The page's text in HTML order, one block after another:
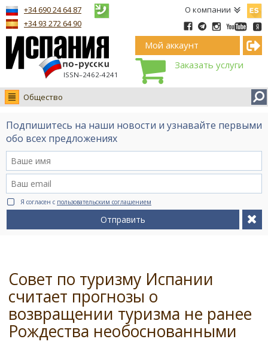
О компании
ISSN–2462-4241
+34 690 24 64 87
+34 93 272 64 90
Мой аккаунт
Заказать услуги
Общество
Новости
Интервью
Видео Ruso.TV
BCN life
Сервис на немецком
Подпишитесь на наши новости и узнавайте первыми
обо всех предложениях
Я согласен с пользовательским соглашением
Отправить
Совет по туризму Испании
считает прогнозы о
возвращении туризма не ранее
Рождества необоснованными